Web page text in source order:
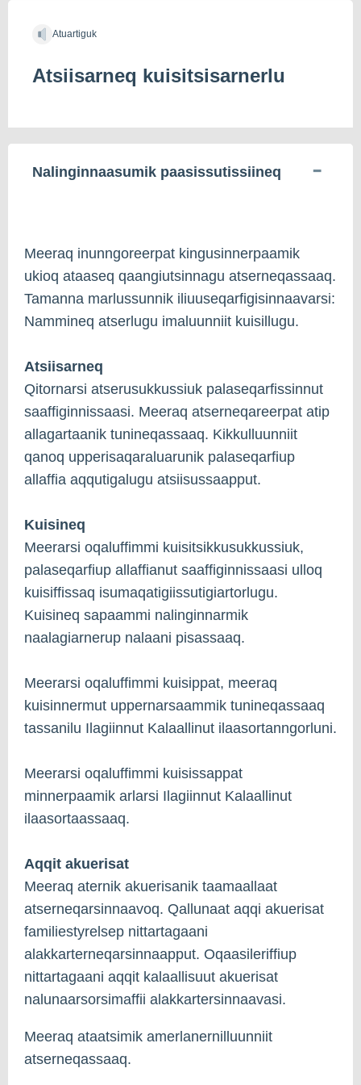
Atuartiguk
Atsiisarneq kuisitsisarnerlu
Nalinginnaasumik paasissutissiineq
Meeraq inunngoreerpat kingusinnerpaamik
ukioq ataaseq qaangiutsinnagu atserneqassaaq.
Tamanna marlussunnik iliuuseqarfigisinnaavarsi:
Nammineq atserlugu imaluunniit kuisillugu.
Atsiisarneq
Qitornarsi atserusukkussiuk palaseqarfissinnut
saaffiginnissaasi. Meeraq atserneqareerpat atip
allagartaanik tunineqassaaq. Kikkulluunniit
qanoq upperisaqaraluarunik palaseqarfiup
allaffia aqqutigalugu atsiisussaapput.
Kuisineq
Meerarsi oqaluffimmi kuisitsikkusukkussiuk,
palaseqarfiup allaffianut saaffiginnissaasi ulloq
kuisiffissaq isumaqatigiissutigiartorlugu.
Kuisineq sapaammi nalinginnarmik
naalagiarnerup nalaani pisassaaq.
Meerarsi oqaluffimmi kuisippat, meeraq
kuisinnermut uppernarsaammik tunineqassaaq
tassanilu Ilagiinnut Kalaallinut ilaasortanngorluni.
Meerarsi oqaluffimmi kuisissappat
minnerpaamik arlarsi Ilagiinnut Kalaallinut
ilaasortaassaaq.
Aqqit akuerisat
Meeraq aternik akuerisanik taamaallaat
atserneqarsinnaavoq. Qallunaat aqqi akuerisat
familiestyrelsep nittartagaani
alakkarterneqarsinnaapput. Oqaasileriffiup
nittartagaani aqqit kalaallisuut akuerisat
nalunaarsorsimaffii alakkartersinnaavasi.
Meeraq ataatsimik amerlanernilluunniit
atserneqassaaq.